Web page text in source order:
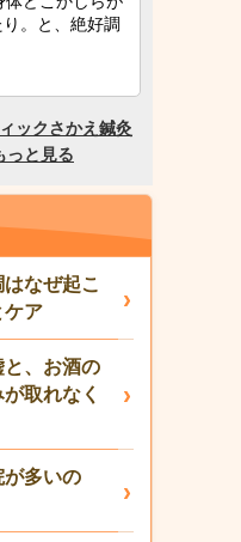
なぜ起こ
ケア
と、お酒の
取れなく
が多いの